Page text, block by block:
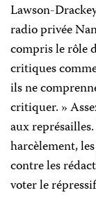
Lawson-
radio privée
compris le rôle
critiques
ils ne
critiquer. »
aux
harcèlement,
contre les
voter le